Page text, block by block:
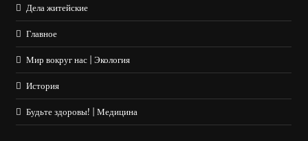
Дела житейские
Главное
Мир вокруг нас | Экология
История
Будьте здоровы! | Медицина